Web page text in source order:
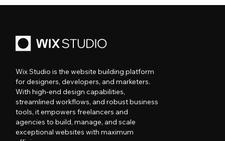
Wix Studio is the website building platform
for designers, developers, and marketers.
With high-end design capabilities,
streamlined workflows, and robust business
tools, it empowers freelancers and
agencies to build, manage, and scale
exceptional websites with maximum